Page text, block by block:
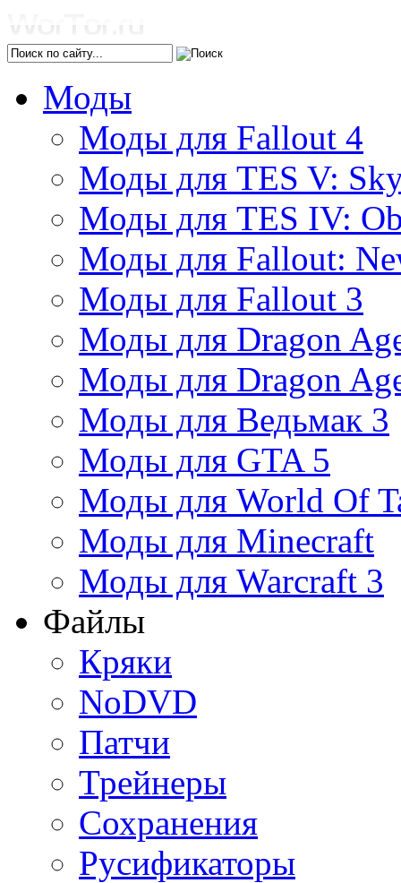
Моды
Моды для Fallout 4
Моды для TES V:
Моды для TES IV:
Моды для Fallout:
Моды для Fallout 3
Моды для Dragon
Моды для Dragon
Моды для Ведьмак 3
Моды для GTA 5
Моды для World Of
Моды для Minecraft
Моды для Warcraft 3
Файлы
Кряки
NoDVD
Патчи
Трейнеры
Сохранения
Русификаторы